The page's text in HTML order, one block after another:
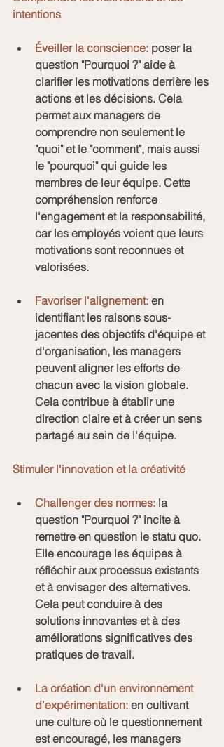
intentions
Éveiller la conscience: poser la
question "Pourquoi ?" aide à
clarifier les motivations derrière les
actions et les décisions. Cela
permet aux managers de
comprendre non seulement le
"quoi" et le "comment", mais aussi
le "pourquoi" qui guide les
membres de leur équipe. Cette
compréhension renforce
l'engagement et la responsabilité,
car les employés voient que leurs
motivations sont reconnues et
valorisées.
Favoriser l'alignement: en
identifiant les raisons sous-
jacentes des objectifs d'équipe et
d'organisation, les managers
peuvent aligner les efforts de
chacun avec la vision globale.
Cela contribue à établir une
direction claire et à créer un sens
partagé au sein de l'équipe.
Stimuler l'innovation et la créativité
Challenger des normes: la
question "Pourquoi ?" incite à
remettre en question le statu quo.
Elle encourage les équipes à
réfléchir aux processus existants
et à envisager des alternatives.
Cela peut conduire à des
solutions innovantes et à des
améliorations significatives des
pratiques de travail.
La création d'un environnement
d'expérimentation: en cultivant
une culture où le questionnement
est encouragé, les managers